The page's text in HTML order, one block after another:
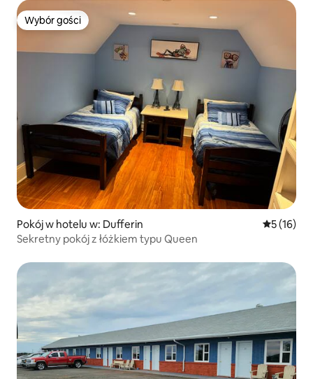
Wybór gości
Wybór gości
Pokój w hotelu w: Dufferin Średnia
5 (16)
Sekretny pokój z łóżkiem typu Queen